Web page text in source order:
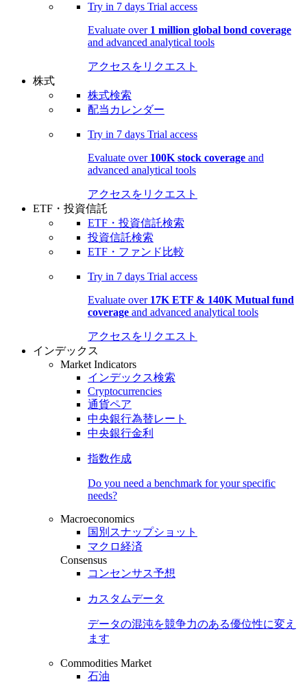
Try in 7 days Trial access
Evaluate over 1 million global bond coverage
and advanced analytical tools
アクセスをリクエスト
株式
株式検索
配当カレンダー
Try in 7 days Trial access
Evaluate over 100K stock coverage and
advanced analytical tools
アクセスをリクエスト
ETF・投資信託
ETF・投資信託検索
投資信託検索
ETF・ファンド比較
Try in 7 days Trial access
Evaluate over 17K ETF & 140K Mutual fund
coverage and advanced analytical tools
アクセスをリクエスト
インデックス
Market Indicators
インデックス検索
Cryptocurrencies
通貨ペア
中央銀行為替レート
中央銀行金利
指数作成
Do you need a benchmark for your specific
needs?
Macroeconomics
国別スナップショット
マクロ経済
Consensus
コンセンサス予想
カスタムデータ
データの混沌を競争力のある優位性に変え
ます
Commodities Market
石油